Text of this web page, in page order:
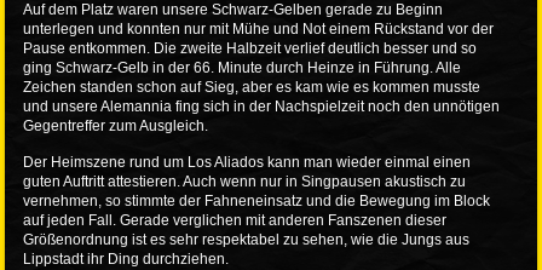
Auf dem Platz waren unsere Schwarz-Gelben gerade zu Beginn
unterlegen und konnten nur mit Mühe und Not einem Rückstand vor der
Pause entkommen. Die zweite Halbzeit verlief deutlich besser und so
ging Schwarz-Gelb in der 66. Minute durch Heinze in Führung. Alle
Zeichen standen schon auf Sieg, aber es kam wie es kommen musste
und unsere Alemannia fing sich in der Nachspielzeit noch den unnötigen
Gegentreffer zum Ausgleich.
Der Heimszene rund um Los Aliados kann man wieder einmal einen
guten Auftritt attestieren. Auch wenn nur in Singpausen akustisch zu
vernehmen, so stimmte der Fahneneinsatz und die Bewegung im Block
auf jeden Fall. Gerade verglichen mit anderen Fanszenen dieser
Größenordnung ist es sehr respektabel zu sehen, wie die Jungs aus
Lippstadt ihr Ding durchziehen.